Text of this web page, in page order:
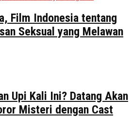
Film Indonesia tentang
Seksual yang Melawan
Upi Kali Ini? Datang Akan
Misteri dengan Cast